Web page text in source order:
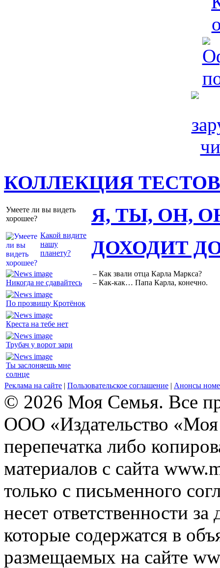
КОЛЛЕКЦИЯ ТЕСТОВ
Умеете ли вы видеть
хорошее?
Какой видите
нашу
планету?
Я, ТЫ, ОН,
Никогда не сдавайтесь
По прозвищу Кротёнок
Креста на тебе нет
Трубач у ворот зари
Ты заслоняешь мне
солнце
ДОХОДИТ
– Как звали отца Карла Маркса?
– Как-как… Папа Карла, конечно.
Реклама на сайте | Пользовательское соглашение | Анонсы
© 2026 Моя Семья. Все
ООО «Издательство
перепечатка либо
материалов с сайта
только с письменного
несет ответственности
которые содержатся в
размещаемых на сайте